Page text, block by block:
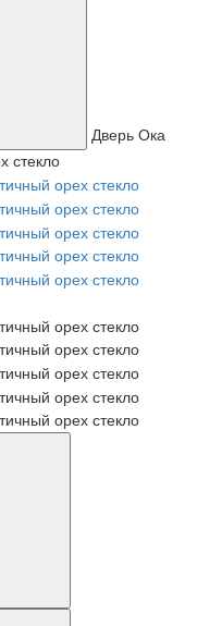
Дверь Ока
стекло